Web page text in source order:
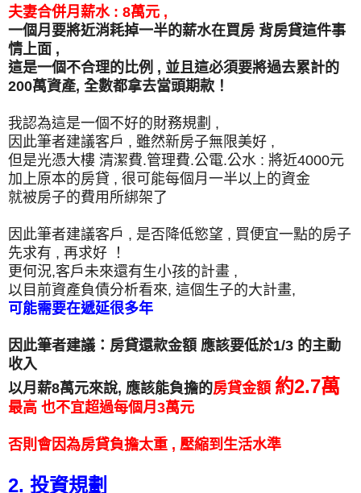
夫妻合併月薪水 : 8萬元 ,
一個月要將近消耗掉一半的薪水在買房 背房貸這件事
情上面 ,
這是一個不合理的比例 , 並且這必須要將過去累計的
200萬資產, 全數都拿去當頭期款！
我認為這是一個不好的財務規劃 ,
因此筆者建議客戶 , 雖然新房子無限美好 ,
但是光憑大樓 清潔費.管理費.公電.公水 : 將近4000元
加上原本的房貸 , 很可能每個月一半以上的資金
就被房子的費用所綁架了
因此筆者建議客戶 , 是否降低慾望 , 買便宜一點的房子
先求有 , 再求好 ！
更何況,客戶未來還有生小孩的計畫 ,
以目前資產負債分析看來, 這個生子的大計畫,
可能需要在遞延很多年
因此筆者建議：房貸還款金額 應該要低於1/3 的主動
收入
以月薪8萬元來說, 應該能負擔的房貸金額 約2.7萬
最高 也不宜超過每個月3萬元
否則會因為房貸負擔太重 , 壓縮到生活水準
2. 投資規劃